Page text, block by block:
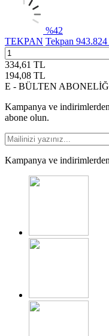
%42
TEKPAN Tekpan
334,61 TL
194,08 TL
E - BÜLTEN
Kampanya ve
abone olun.
Kampanya ve